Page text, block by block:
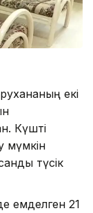
екі
Күшті
мүмкін
түсік
емделген 21